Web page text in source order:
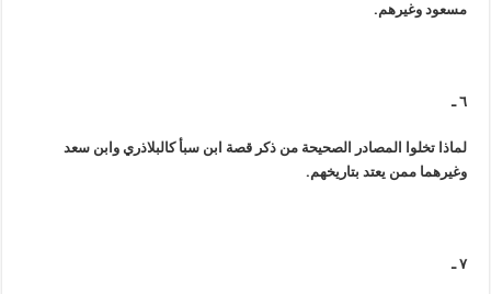
مسعود وغيرهم.
٦ ـ
لماذا تخلوا المصادر الصحيحة من ذكر قصة ابن سبأ كالبلاذري وابن سعد
وغيرهما ممن يعتد بتاريخهم.
٧ ـ